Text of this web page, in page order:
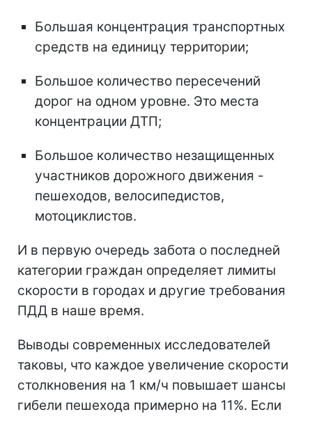
Большая концентрация транспортных
средств на единицу территории;
Большое количество пересечений
дорог на одном уровне. Это места
концентрации ДТП;
Большое количество незащищенных
участников дорожного движения -
пешеходов, велосипедистов,
мотоциклистов.
И в первую очередь забота о последней
категории граждан определяет лимиты
скорости в городах и другие требования
ПДД в наше время.
Выводы современных исследователей
таковы, что каждое увеличение скорости
столкновения на 1 км/ч повышает шансы
гибели пешехода примерно на 11%. Если